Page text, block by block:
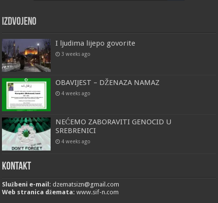
Izdvojeno
I ljudima lijepo govorite
3 weeks ago
OBAVIJEST – DŽENAZA NAMAZ
4 weeks ago
NEĆEMO ZABORAVITI GENOCID U
SREBRENICI
4 weeks ago
Kontakt
Službeni e-mail: dzematsizn@gmail.com
Web stranica džemata: www.sif-n.com